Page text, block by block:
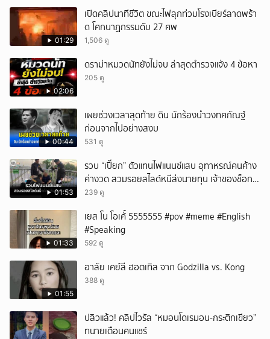
01:29
เปิดคลิปนาทีชีวิต ขณะไฟลุกท่วมโรงเบียร์ลาดพร้า
ด โศกนาฏกรรมดับ 27 ศพ
1,506 ดู
02:06
ดราม่าหมวดนัทยังไม่จบ ล่าสุดตำรวจแจ้ง 4 ข้อหา
205 ดู
00:44
เผยช่วงเวลาสุดท้าย ดิน นักร้องนำวงทศกัณฐ์
ก่อนจากไปอย่างสงบ
531 ดู
01:53
รวบ “เปี๊ยก” ตัวแทนไฟแนนซ์แสบ อุทาหรณ์คนค้าง
ค่างวด สวมรอยสไลด์หนีส่งนายทุน เจ้าของช็อก
หนี้ยังอยู่ - รถปลิว เสียหายกว่า 600,000 บาท
239 ดู
01:33
เยส โน โอเค้้้้ 5555555 #pov #meme #English
#Speaking
592 ดู
01:55
อาลัย เคย์ลี ฮอตเทิล จาก Godzilla vs. Kong
388 ดู
ปลิวแล้ว! คลิปไวรัล “หมอนโดเรมอน-กระติกเขียว”
ทนายเตือนคนแชร์